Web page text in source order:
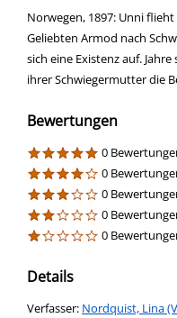
Norwegen, 1897: Unni
Geliebten Armod nach
sich eine Existenz auf.
ihrer Schwiegermutter die
Bewertungen
0
0
0
0
0
Details
Verfasser: Suche nach
Nordquist, Lina